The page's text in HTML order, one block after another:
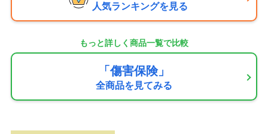
人気ランキングを見る
もっと詳しく商品一覧で比較
「傷害保険」
全商品を見てみる